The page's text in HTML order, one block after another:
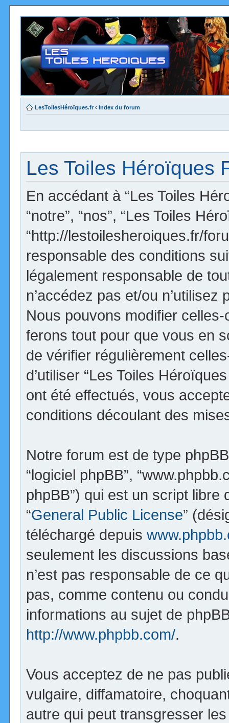
LesToilesHéroïques.fr ‹ Index du forum
Les Toiles Héroïques
En accédant à “Les Toiles
“notre”, “nos”, “Les Toiles
“http://lestoilesheroiques.fr/
responsable des conditions
légalement responsable de
n’accédez pas et/ou n’utilisez
Nous pouvons modifier
ferons tout pour que vous en
de vérifier régulièrement
d’utiliser “Les Toiles
ont été effectués, vous
conditions découlant des
Notre forum est de type phpBB
“logiciel phpBB”,
phpBB”) qui est un script
“General Public License”
téléchargé depuis
seulement les discussions
n’est pas responsable de ce
pas, comme contenu ou
informations au sujet de
http://www.phpbb.com/.
Vous acceptez de ne pas
vulgaire, diffamatoire,
autre qui peut transgresser